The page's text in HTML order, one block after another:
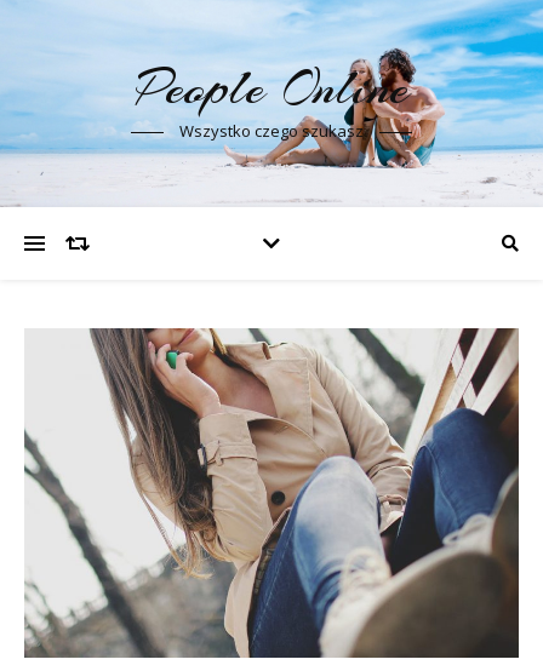
People Online
Wszystko czego szukasz